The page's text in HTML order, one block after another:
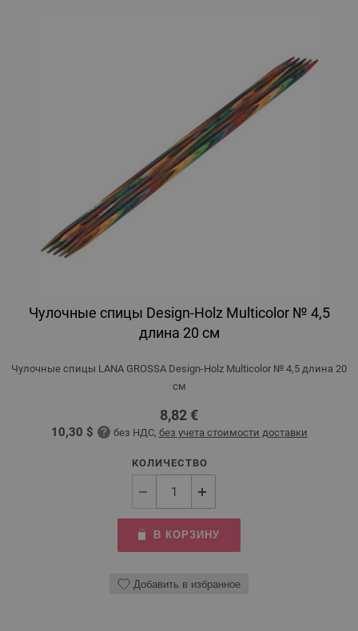
Чулочные спицы Design-Holz Multicolor № 4,5
длина 20 см
Чулочные спицы LANA GROSSA Design-Holz Multicolor № 4,5 длина 20
см
8,82 €
10,30 $ без НДС, без учета стоимости доставки
КОЛИЧЕСТВО
В КОРЗИНУ
Добавить в избранное